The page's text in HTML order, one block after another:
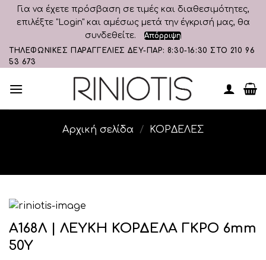
Για να έχετε πρόσβαση σε τιμές και διαθεσιμότητες,
επιλέξτε "Login" και αμέσως μετά την έγκρισή μας, θα
συνδεθείτε.
Απόρριψη
Skip
to
ΤΗΛΕΦΩΝΙΚΕΣ ΠΑΡΑΓΓΕΛΙΕΣ ΔΕΥ-ΠΑΡ: 8:30-16:30 ΣΤΟ 210 96
53 673
Αρχική σελίδα / ΚΟΡΔΕΛΕΣ
Α168Λ | ΛΕΥΚΗ ΚΟΡΔΕΛΑ ΓΚΡΟ 6mm
50Y